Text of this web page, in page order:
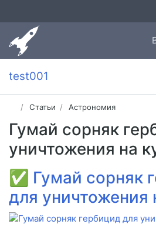
test001
Статьи Астрономия
Гумай сорняк
уничтожения на
✅ Гумай сорняк
для уничтожения